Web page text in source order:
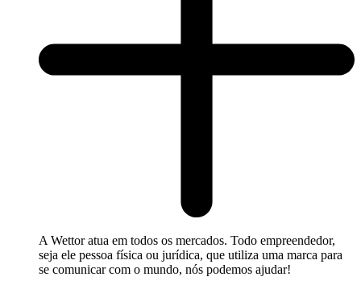
A Wettor atua em todos os mercados. Todo empreendedor,
seja ele pessoa física ou jurídica, que utiliza uma marca para
se comunicar com o mundo, nós podemos ajudar!